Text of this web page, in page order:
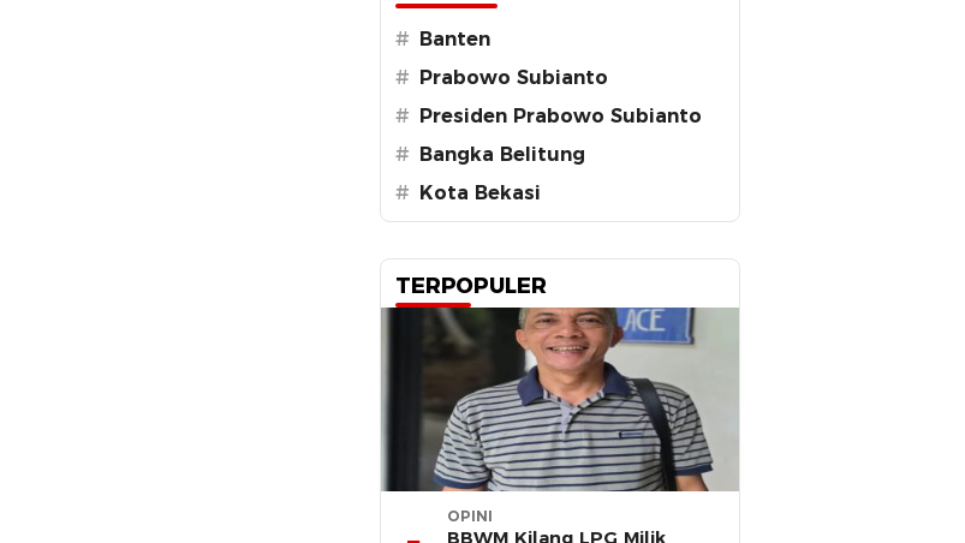
# Banten
# Prabowo Subianto
# Presiden Prabowo Subianto
# Bangka Belitung
# Kota Bekasi
TERPOPULER
OPINI
BBWM Kilang LPG Milik